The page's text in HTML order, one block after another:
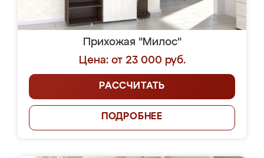
Прихожая "Милос"
Цена: от 23 000 руб.
РАССЧИТАТЬ
ПОДРОБНЕЕ